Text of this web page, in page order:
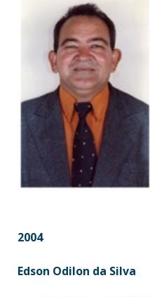
2004
Edson Odilon da Silva